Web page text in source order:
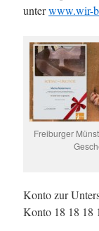
unterwww.wir-
Freiburger
Konto zur
Konto 18 18 18